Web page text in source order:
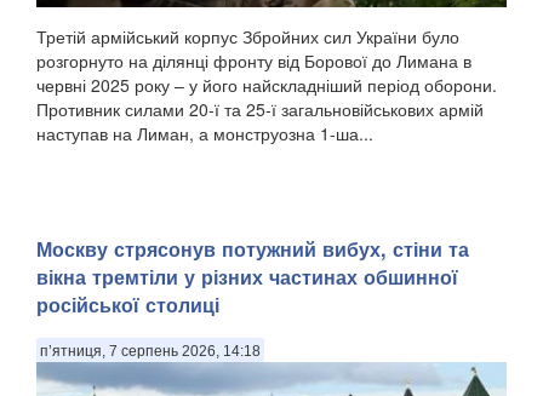
Третій армійський корпус Збройних сил України було
розгорнуто на ділянці фронту від Борової до Лимана в
червні 2025 року – у його найскладніший період оборони.
Противник силами 20-ї та 25-ї загальновійськових армій
наступав на Лиман, а монструозна 1-ша...
Москву стрясонув потужний вибух, стіни та
вікна тремтіли у різних частинах обшинної
російської столиці
п’ятниця, 7 серпень 2026, 14:18